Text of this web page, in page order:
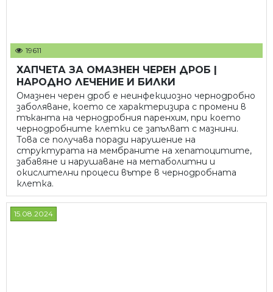
19611
ХАПЧЕТА ЗА ОМАЗНЕН ЧЕРЕН ДРОБ |
НАРОДНО ЛЕЧЕНИЕ И БИЛКИ
Омазнен черен дроб е неинфекциозно чернодробно
заболяване, което се характеризира с промени в
тъканта на чернодробния паренхим, при което
чернодробните клетки се запълват с мазнини.
Това се получава поради нарушение на
структурата на мембраните на хепатоцитите,
забавяне и нарушаване на метаболитни и
окислителни процеси вътре в чернодробната
клетка.
15.08.2024